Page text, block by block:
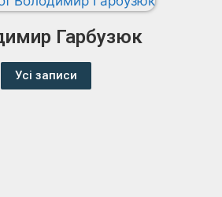
Гарбузюк
Усі записи